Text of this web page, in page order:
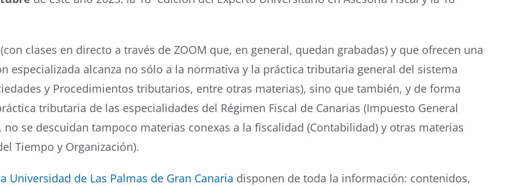
clases en directo a través de ZOOM que, en general, quedan grabadas) y que ofrecen una
especializada alcanza no sólo a la normativa y la práctica tributaria general del sistema
y Procedimientos tributarios, entre otras materias), sino que también, y de forma
tributaria de las especialidades del Régimen Fiscal de Canarias (Impuesto General
no se descuidan tampoco materias conexas a la fiscalidad (Contabilidad) y otras materias
Tiempo y Organización).
Universidad de Las Palmas de Gran Canaria disponen de toda la información: contenidos,